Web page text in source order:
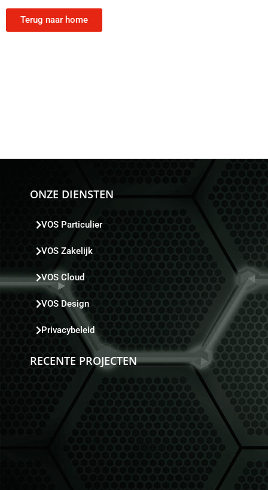
Terug naar home
ONZE DIENSTEN
VOS Particulier
VOS Zakelijk
VOS Cloud
VOS Design
Privacybeleid
RECENTE PROJECTEN